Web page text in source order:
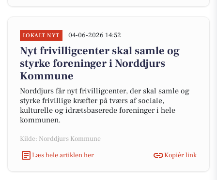
LOKALT NYT 04-06-2026 14:52
Nyt frivilligcenter skal samle og
styrke foreninger i Norddjurs
Kommune
Norddjurs får nyt frivilligcenter, der skal samle og
styrke frivillige kræfter på tværs af sociale,
kulturelle og idrætsbaserede foreninger i hele
kommunen.
Kilde: Norddjurs Kommune
Læs hele artiklen her
Kopiér link